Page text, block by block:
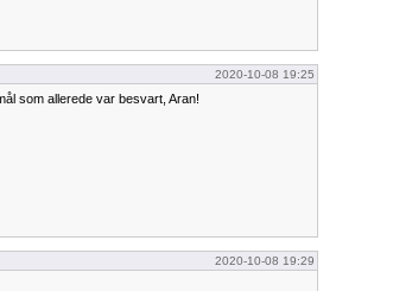
2020-10-08 19:25
som allerede var besvart, Aran!
2020-10-08 19:29